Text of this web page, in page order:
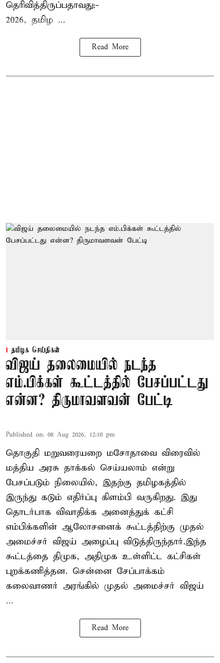
தெரிவித்திருப்பதாவது:-
2026, தமிழ ...
Read More
தமிழக செய்திகள்
விஜய் தலைமையில் நடந்த
எம்.பிக்கள் கூட்டத்தில் பேசப்பட்டது
என்ன? திருமாவளவன் பேட்டி
Published on: 08 Aug 2026, 12:10 pm
தொகுதி மறுவரையறை மசோதாவை விரைவில்
மத்திய அரசு தாக்கல் செய்யலாம் என்று
பேசப்படும் நிலையில், இதற்கு தமிழகத்தில்
இருந்து கடும் எதிர்ப்பு கிளம்பி வருகிறது. இது
தொடர்பாக விவாதிக்க அனைத்துக் கட்சி
எம்பிக்களின் ஆலோசனைக் கூட்டத்திற்கு முதல்
அமைச்சர் விஜய் அழைப்பு விடுத்திருந்தார்.இந்த
கூட்டத்தை திமுக, அதிமுக உள்ளிட்ட கட்சிகள்
புறக்கணித்தன. சென்னை சேப்பாக்கம்
கலைவாணர் அரங்கில் முதல் அமைச்சர் விஜய்
...
Read More